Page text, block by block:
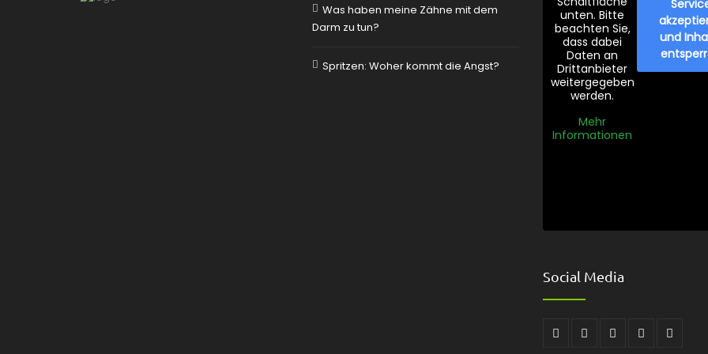
Was haben meine Zähne mit dem
Darm zu tun?
Spritzen: Woher kommt die Angst?
unten. Bitte
beachten Sie,
dass dabei
Daten an
Drittanbieter
weitergegeben
werden.
Mehr
Informationen
und
Social Media